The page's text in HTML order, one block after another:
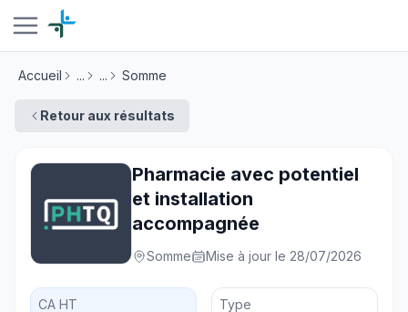
Accueil ... ... Somme
Retour aux résultats
Pharmacie avec potentiel
et installation
accompagnée
Somme Mise à jour le 28/07/2026
CA HT Type